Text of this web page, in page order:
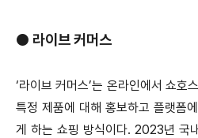
● 라이브 커머스
‘라이브 커머스’는 온라인에서 쇼호
특정 제품에 대해 홍보하고 플랫폼
게 하는 쇼핑 방식이다. 2023년 국